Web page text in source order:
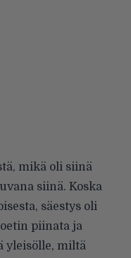
mikä oli siinä
siinä. Koska
säestys oli
piinata ja
yleisölle, miltä